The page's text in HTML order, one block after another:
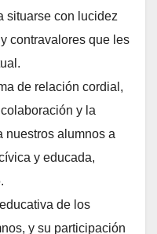
situarse con lucidez
contravalores que les
de relación cordial,
y la
nuestros alumnos a
y educada,
de los
y su participación